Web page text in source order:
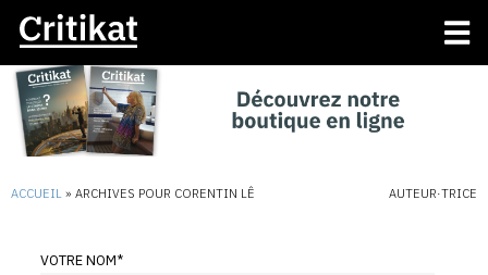
ACCUEIL » ARCHIVES POUR CORENTIN LÊ AUTEUR·TRICE
VOTRE NOM*